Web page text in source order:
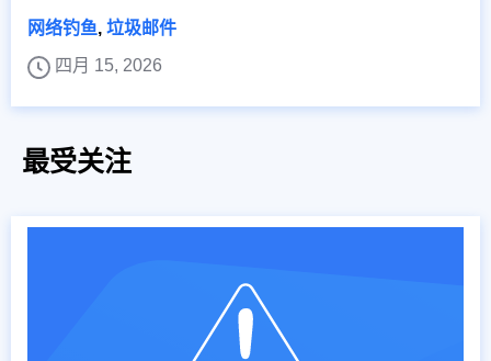
网络钓鱼, 垃圾邮件
四月 15, 2026
最受关注